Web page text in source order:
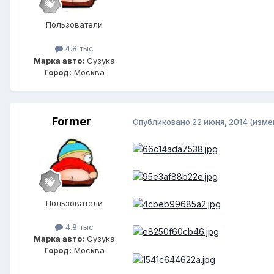
Пользователи
4.8 тыс
Марка авто: Сузука
Город: Москва
Former
Пользователи
4.8 тыс
Марка авто: Сузука
Город: Москва
Опубликовано 22 июня, 2014